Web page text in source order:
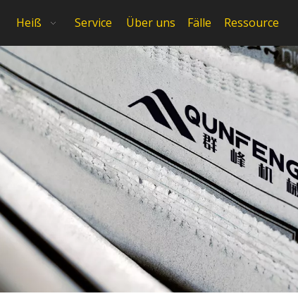
Heiß Service Über uns Fälle Ressource